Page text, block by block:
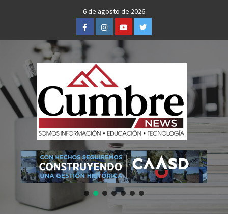
6 de agosto de 2026
FacebookInstagramYoutubeTwitter